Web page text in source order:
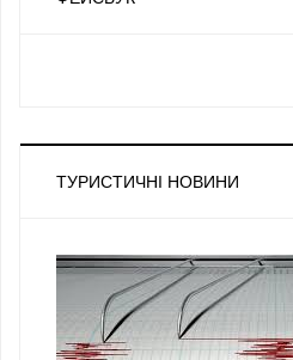
ТУРИСТИЧНІ НОВИНИ